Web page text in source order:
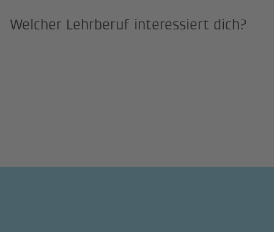
Welcher Lehrberuf interessiert dich?